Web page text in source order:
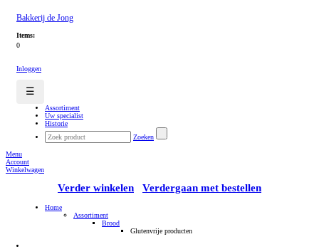
Bakkerij de Jong
Items:
0
Inloggen
☰
Assortiment
Uw specialist
Historie
Zoeken
Menu
Account
Winkelwagen
Verder winkelen Verdergaan met bestellen
Home
Assortiment
Brood
Glutenvrije producten